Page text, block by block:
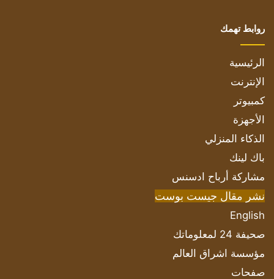
روابط تهمك
الرئيسية
الإنترنت
كمبيوتر
الأجهزة
الذكاء المنزلي
باك لينك
مشاركة أرباح ادسنس
نشر مقال جيست بوست
English
صحيفة 24 لمعلوماتك
مؤسسة اشراق العالم
صفحات